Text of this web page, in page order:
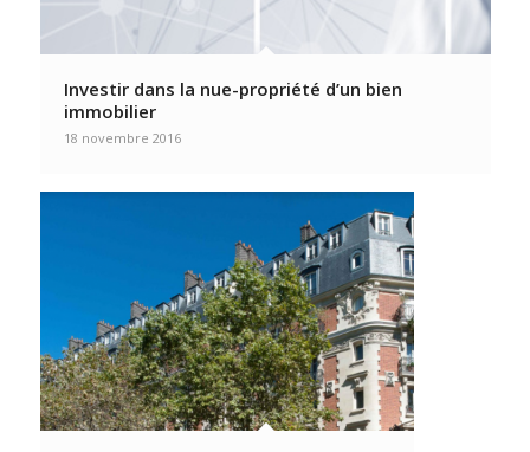
Investir dans la nue-propriété d’un bien
immobilier
18 novembre 2016